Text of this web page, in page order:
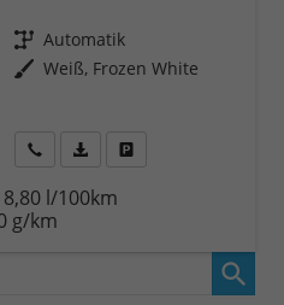
Getriebe Automatik
Außenfarbe Weiß, Frozen White
Wir rufen Sie anFahrzeugexposé (PDF)
8,80 l/100km
g/km